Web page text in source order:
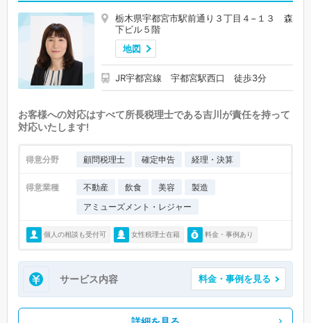
栃木県宇都宮市駅前通り３丁目４−１３ 森
下ビル５階
地図
JR宇都宮線 宇都宮駅西口 徒歩3分
お客様への対応はすべて所長税理士である吉川が責任を持って
対応いたします!
得意分野 顧問税理士 確定申告 経理・決算
得意業種 不動産 飲食 美容
製造
アミューズメント・レジャー
個人の相談も受付可 女性税理士在籍 料金・事例あり
サービス内容 料金・事例を見る